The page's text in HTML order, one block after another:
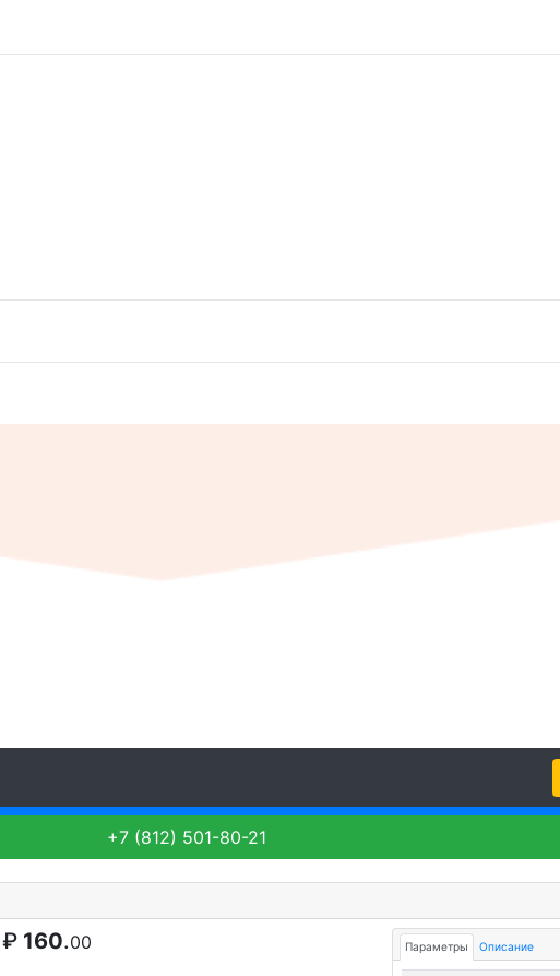
+7 (812) 501-80-21
₽ 160.00 Параметры Описание